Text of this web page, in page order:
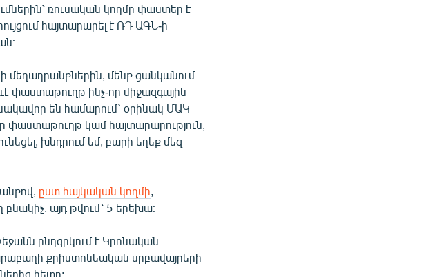
ռուսական կողմը փաստեր է
հայտարարել է ՌԴ ԱԳՆ-ի
մեղադրանքներին, մենք ցանկանում
փաստաթուղթ ինչ-որ միջազգային
են համարում՝ օրինակ ՄԱԿ
փաստաթուղթ կամ հայտարարություն,
խնդրում եմ, բարի եղեք մեզ
ըստ հայկական կողմի,
այդ թվում՝ 5 երեխա։
ընդգրկում է Կրոնական
քրիստոնեական սրբավայրերի
հետո: